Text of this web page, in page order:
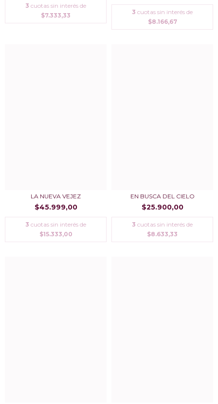
3 cuotas sin interés de
$7.333,33
3 cuotas sin interés de
$8.166,67
LA NUEVA VEJEZ
$45.999,00
3 cuotas sin interés de
$15.333,00
EN BUSCA DEL CIELO
$25.900,00
3 cuotas sin interés de
$8.633,33